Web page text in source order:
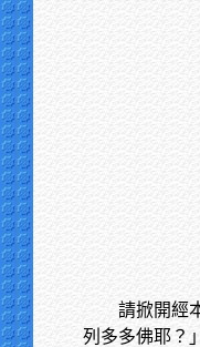
請掀開經
列多多佛耶？